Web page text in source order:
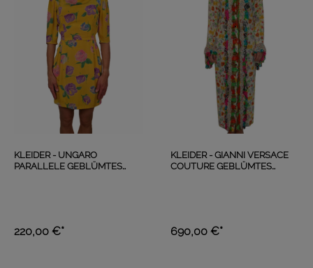
KLEIDER - UNGARO
PARALLELE GEBLÜMTES
220,00 €*
KLEIDER - GIANNI VERSACE
COUTURE GEBLÜMTES
690,00 €*